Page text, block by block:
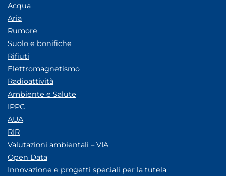
Acqua
Aria
Rumore
Suolo e bonifiche
Rifiuti
Elettromagnetismo
Radioattività
Ambiente e Salute
IPPC
AUA
RIR
Valutazioni ambientali – VIA
Open Data
Innovazione e progetti speciali per la tutela